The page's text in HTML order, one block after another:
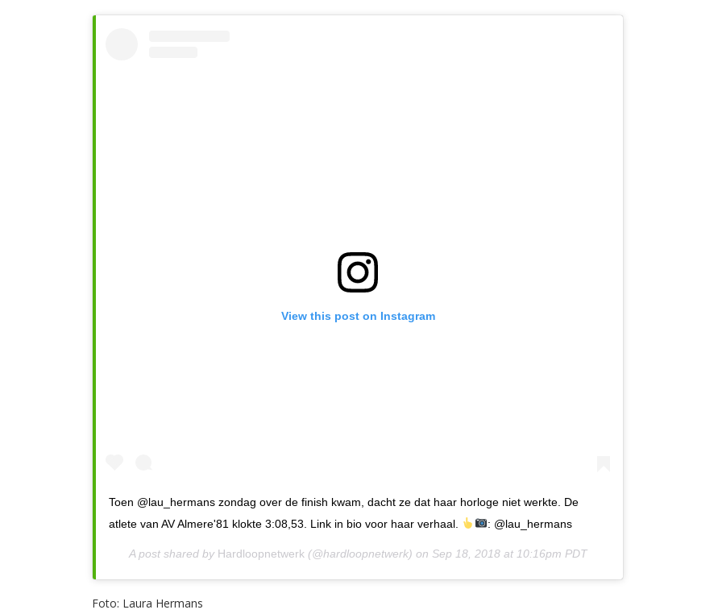
View this post on Instagram
Toen @lau_hermans zondag over de finish kwam, dacht ze dat haar horloge niet werkte. De
atlete van AV Almere'81 klokte 3:08,53. Link in bio voor haar verhaal.
: @lau_hermans
A post shared by Hardloopnetwerk (@hardloopnetwerk) on Sep 18, 2018 at 10:16pm PDT
Foto: Laura Hermans